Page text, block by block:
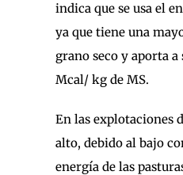
indica que se usa el
ya que tiene una
grano seco y aporta a
Mcal/ kg de MS.
En las explotaciones
alto, debido al bajo
energía de las